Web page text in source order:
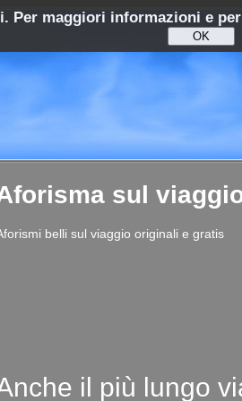
Per maggiori informazioni e
sul
belli sul viaggio originali e gratis
il più lungo